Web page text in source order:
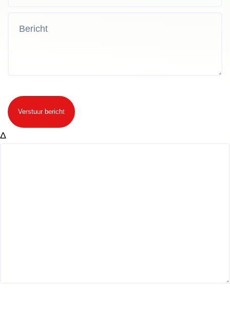
Verstuur bericht
Δ